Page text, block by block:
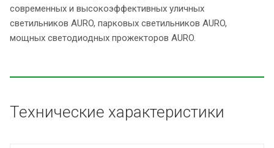
современных и высокоэффективных уличных
светильников AURO, парковых светильников AURO,
мощных светодиодных прожекторов AURO.
Технические характеристики